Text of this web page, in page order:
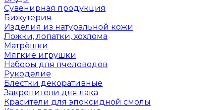
Сувенирная продукция
Бижутерия
Изделия из натуральной кожи
Ложки, лопатки, хохлома
Матрёшки
Мягкие игрушки
Наборы для пчеловодов
Рукоделие
Блестки декоративные
Закрепители для лака
Красители для эпоксидной смолы